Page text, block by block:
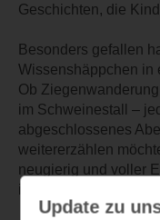
Geschichten, die
Besonders gefallen
Wissenshäppchen in
Ob
im Schweinestall –
abgeschlossenes
weitererzählen
neugierig und voller
ihnen verbunden fühlt.
Update zu